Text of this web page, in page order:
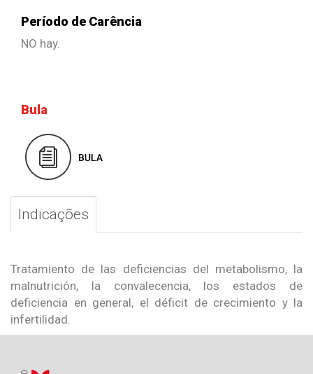
Período de Carência
NO hay.
Bula
Indicações
Tratamiento de las deficiencias del metabolismo, la
malnutrición, la convalecencia, los estados de
deficiencia en general, el déficit de crecimiento y la
infertilidad.